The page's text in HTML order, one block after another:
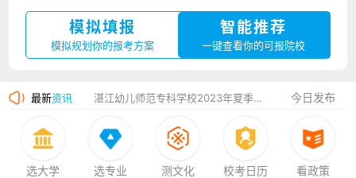
模拟填报
模拟规划你的报考方案
智能推荐
一键查看你的可报院校
最新资讯
厦门大学嘉庚学院2023年艺术类招生简章
湛江幼儿师范专科学校2023年夏季高考招生简章
香港中文大学（深圳）2023年夏季高考招生简章
今日发布
选大学 选专业 测文化 校考日历 看政策